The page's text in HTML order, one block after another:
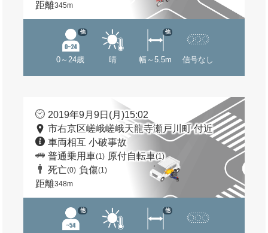
距離345m
0～24歳
他
晴 幅～5.5m
他
信号なし
2019年9月9日(月)15:02
市右京区嵯峨嵯峨天龍寺瀬戸川町 付近
車両相互 小破事故
普通乗用車(1) 原付自転車(1)
死亡(0) 負傷(1)
距離348m
他 他